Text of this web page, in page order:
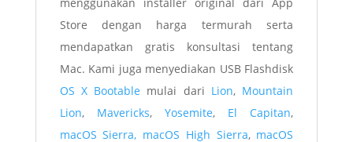
Store dengan harga termurah serta
mendapatkan gratis konsultasi tentang
Mac. Kami juga menyediakan USB Flashdisk
OS X Bootable mulai dari Lion, Mountain
Lion, Mavericks,Yosemite, El Capitan,
macOS Sierra, macOS High Sierra, macOS